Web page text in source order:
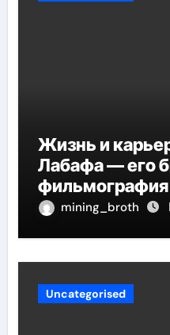
Жизнь и
Лабафа — его
фильмография
mining_broth
Uncategorised